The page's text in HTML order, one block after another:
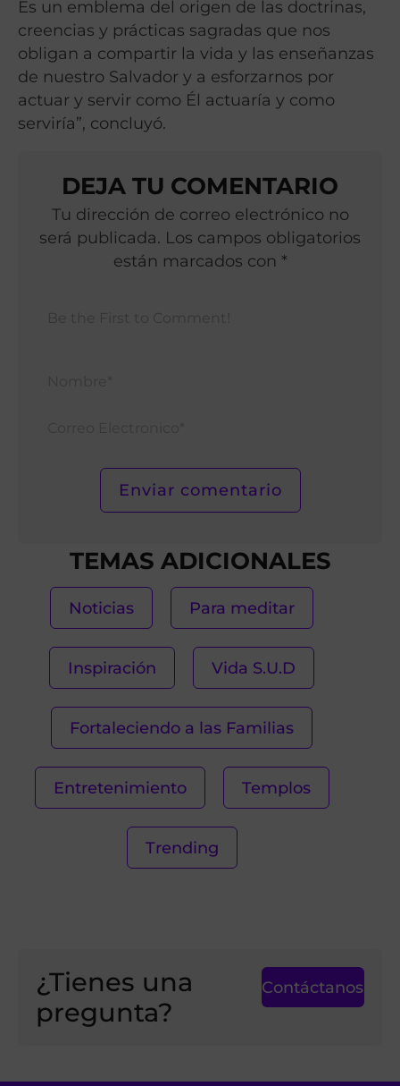
Es un emblema del origen de las doctrinas,
creencias y prácticas sagradas que nos
obligan a compartir la vida y las enseñanzas
de nuestro Salvador y a esforzarnos por
actuar y servir como Él actuaría y como
serviría”, concluyó.
DEJA TU COMENTARIO
Tu dirección de correo electrónico no
será publicada. Los campos obligatorios
están marcados con *
TEMAS ADICIONALES
Noticias Para meditar
Inspiración Vida S.U.D
Fortaleciendo a las Familias
Entretenimiento Templos
Trending
¿Tienes una
pregunta?
Contáctanos